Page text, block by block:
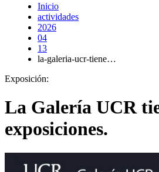
Inicio
actividades
2026
04
13
la-galeria-ucr-tiene…
Exposición:
La Galería UCR
exposiciones.